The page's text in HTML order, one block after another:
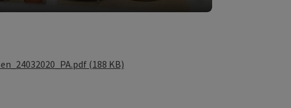
Copyright öffnen
(188 KB)